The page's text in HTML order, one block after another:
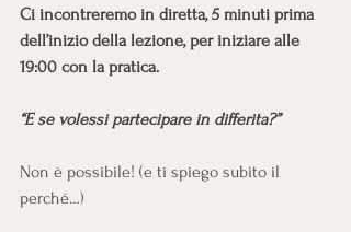
Ci incontreremo in diretta, 5 minuti prima
dell’inizio della lezione, per iniziare alle
19:00 con la pratica.
“E se volessi partecipare in differita?”
Non è possibile! (e ti spiego subito il
perché…)